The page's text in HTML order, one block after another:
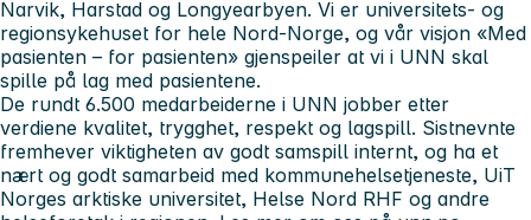
Narvik, Harstad og Longyearbyen. Vi er universitets- og
regionsykehuset for hele Nord-Norge, og vår visjon «Med
pasienten – for pasienten» gjenspeiler at vi i UNN skal
spille på lag med pasientene.
De rundt 6.500 medarbeiderne i UNN jobber etter
verdiene kvalitet, trygghet, respekt og lagspill. Sistnevnte
fremhever viktigheten av godt samspill internt, og ha et
nært og godt samarbeid med kommunehelsetjeneste, UiT
Norges arktiske universitet, Helse Nord RHF og andre